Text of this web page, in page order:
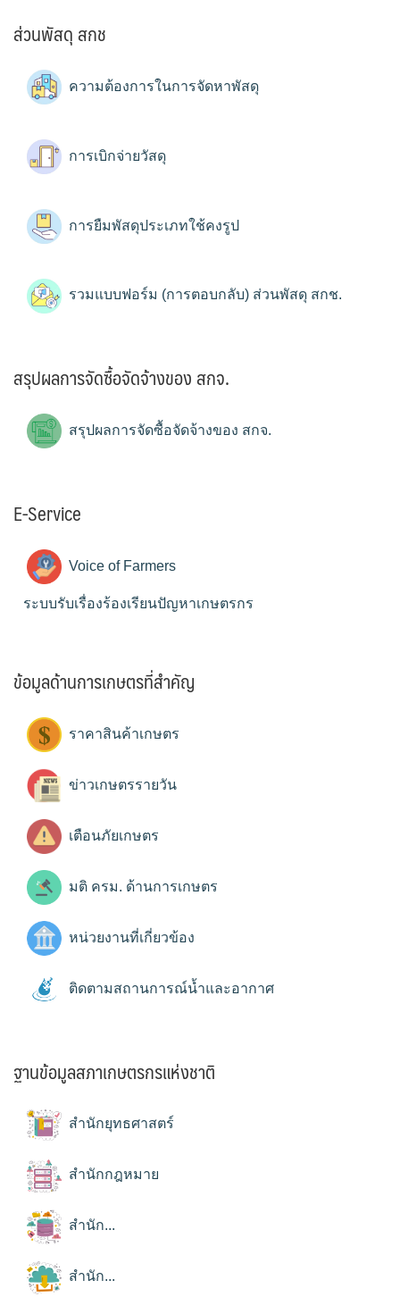
ส่วนพัสดุ สกช
ความต้องการในการจัดหาพัสดุ
การเบิกจ่ายวัสดุ
การยืมพัสดุประเภทใช้คงรูป
รวมแบบฟอร์ม (การตอบกลับ) ส่วนพัสดุ สกช.
สรุปผลการจัดซื้อจัดจ้างของ สกจ.
สรุปผลการจัดซื้อจัดจ้างของ สกจ.
E-Service
Voice of Farmers
ระบบรับเรื่องร้องเรียนปัญหาเกษตรกร
ข้อมูลด้านการเกษตรที่สำคัญ
ราคาสินค้าเกษตร
ข่าวเกษตรรายวัน
เตือนภัยเกษตร
มติ ครม. ด้านการเกษตร
หน่วยงานที่เกี่ยวข้อง
ติดตามสถานการณ์น้ำและอากาศ
ฐานข้อมูลสภาเกษตรกรแห่งชาติ
สำนักยุทธศาสตร์
สำนักกฎหมาย
สำนัก...
สำนัก...